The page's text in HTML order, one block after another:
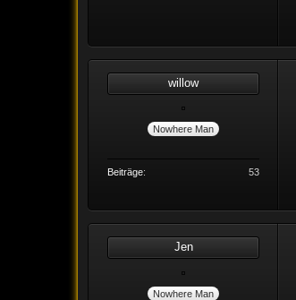
willow
Nowhere Man
Beiträge 53
Jen
Nowhere Man